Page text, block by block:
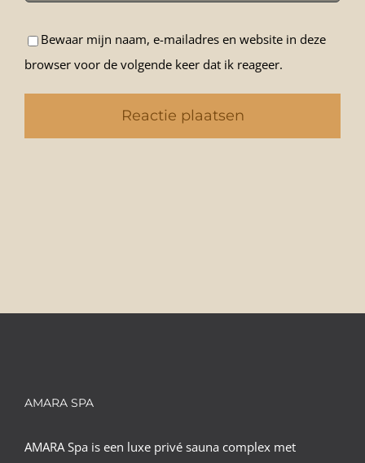
Bewaar mijn naam, e-mailadres en website in deze
browser voor de volgende keer dat ik reageer.
AMARA SPA
AMARA Spa is een luxe privé sauna complex met